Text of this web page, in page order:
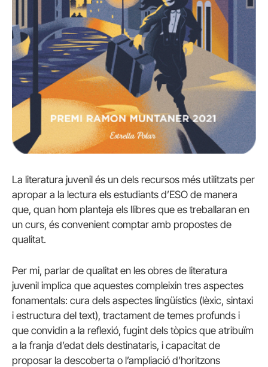
La literatura juvenil és un dels recursos més utilitzats per
apropar a la lectura els estudiants d’ESO de manera
que, quan hom planteja els llibres que es treballaran en
un curs, és convenient comptar amb propostes de
qualitat.
Per mi, parlar de qualitat en les obres de literatura
juvenil implica que aquestes compleixin tres aspectes
fonamentals: cura dels aspectes lingüístics (lèxic, sintaxi
i estructura del text), tractament de temes profunds i
que convidin a la reflexió, fugint dels tòpics que atribuïm
a la franja d’edat dels destinataris, i capacitat de
proposar la descoberta o l’ampliació d’horitzons